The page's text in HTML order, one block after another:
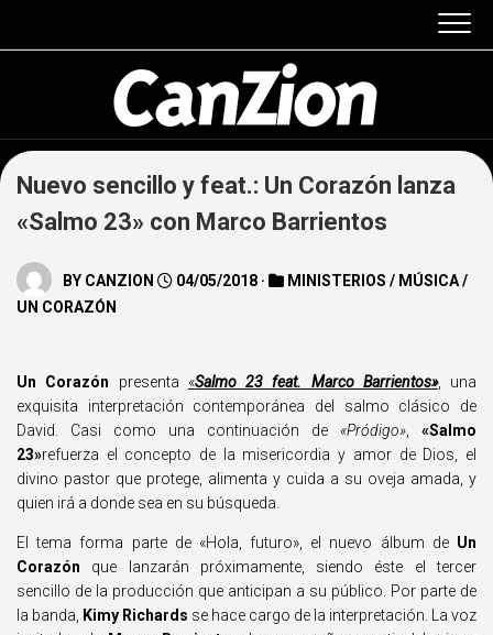
Nuevo sencillo y feat.: Un Corazón lanza
«Salmo 23» con Marco Barrientos
BY CANZION 04/05/2018 · MINISTERIOS / MÚSICA/
UN CORAZÓN
Un Corazón presenta «Salmo 23 feat. Marco Barrientos», una
exquisita interpretación contemporánea del salmo clásico de
David. Casi como una continuación de «Pródigo»
«Salmo
23»refuerza el concepto de la misericordia y amor de Dios, el
divino pastor que protege, alimenta y cuida a su oveja amada, y
quien irá a donde sea en su búsqueda.
El tema forma parte de «Hola, futuro», el nuevo álbum de Un
Corazón que lanzarán próximamente, siendo éste el tercer
sencillo de la producción que anticipan a su público. Por parte de
la banda,
Kimy Richards se hace cargo de la interpretación. La voz